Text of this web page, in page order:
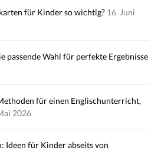
für Kinder so wichtig? 16. Juni
passende Wahl für perfekte Ergebnisse
für einen Englischunterricht,
2026
Ideen für Kinder abseits von